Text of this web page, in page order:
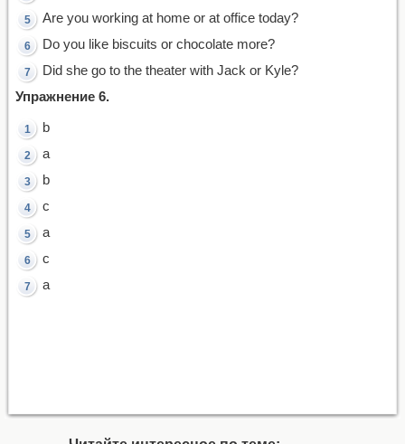
Are you working at home or at office today?
Do you like biscuits or chocolate more?
Did she go to the theater with Jack or Kyle?
Упражнение 6.
b
a
b
с
а
с
а